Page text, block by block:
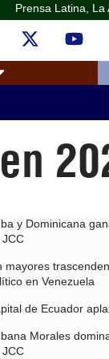
Prensa Latina, La
y Dominicana
mayores
en Venezuela
de Ecuador
Morales